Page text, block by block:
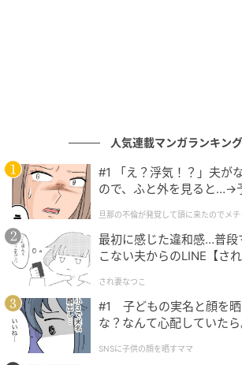
https://www.tenkaippin.co.jp/coldramen/
今回のお目当ては、店頭ののぼりで
ていた、イタリアンレストランsio・鳥
修の「すだち香る あっさり冷やし麺」
人気連載マンガランキング
#1 「え？浮気！？」夫が
ので、ふと外を見ると…→
クチャにしてやった
旦那の不倫が発覚して頭に来たのでメ
最初に感じた違和感…普段
こない夫からのLINE【され
され妻なつこ
#1 子どもの実名と顔を
な？なんて心配していたら
SNSに子供の顔を晒すママ